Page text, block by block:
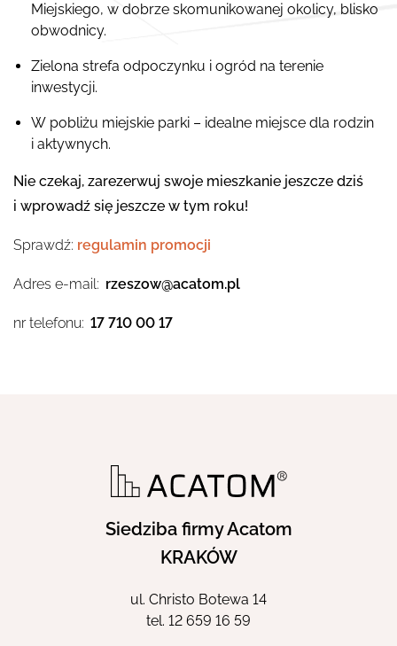
O FIRMIE
AKTUALNOŚCI
KONTAKT
STREFA KLIENTA
Miejskiego, w dobrze skomunikowanej okolicy, blisko
obwodnicy.
Zielona strefa odpoczynku i ogród na terenie
inwestycji.
W pobliżu miejskie parki – idealne miejsce dla rodzin
i aktywnych.
Nie czekaj, zarezerwuj swoje mieszkanie jeszcze dziś
i wprowadź się jeszcze w tym roku!
Sprawdź: regulamin promocji
Adres e-mail: rzeszow@acatom.pl
nr telefonu: 17 710 00 17
Siedziba firmy Acatom
KRAKÓW
ul. Christo Botewa 14
tel. 12 659 16 59